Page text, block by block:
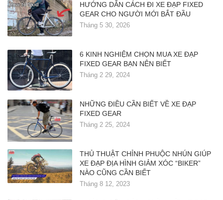
HƯỚNG DẪN CÁCH ĐI XE ĐẠP FIXED
GEAR CHO NGƯỜI MỚI BẮT ĐẦU
Tháng 5 30, 2026
6 KINH NGHIỆM CHỌN MUA XE ĐẠP
FIXED GEAR BẠN NÊN BIẾT
Tháng 2 29, 2024
NHỮNG ĐIỀU CẦN BIẾT VỀ XE ĐẠP
FIXED GEAR
Tháng 2 25, 2024
THỦ THUẬT CHỈNH PHUỘC NHÚN GIÚP
XE ĐẠP ĐỊA HÌNH GIẢM XÓC “BIKER”
NÀO CŨNG CẦN BIẾT
Tháng 8 12, 2023